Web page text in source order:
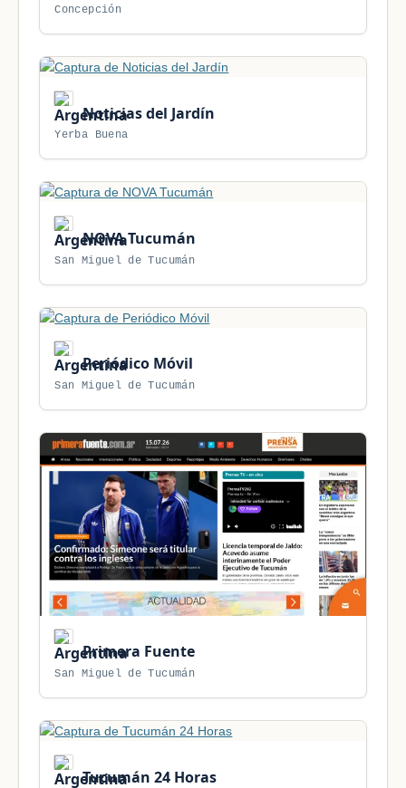
Concepción
Noticias del Jardín
Yerba Buena
NOVA Tucumán
San Miguel de Tucumán
Periódico Móvil
San Miguel de Tucumán
Primera Fuente
San Miguel de Tucumán
Tucumán 24 Horas